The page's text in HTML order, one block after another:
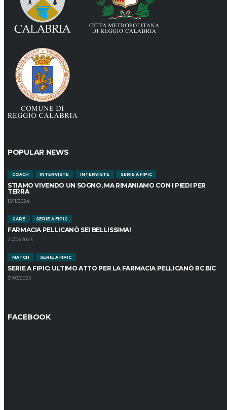
POPULAR NEWS
COACH INTERVISTE INTERVISTE SERIE A FIPIC
STIAMO VIVENDO UN SOGNO, MA RIMANIAMO CON I PIEDI PER
TERRA
13/11/2024
GARE SERIE A FIPIC
FARMACIA PELLICANÒ SEI BELLISSIMA!
20/03/2023
MATCH SERIE A FIPIC
SERIE A FIPIC: ULTIMO ATTO PER LA FARMACIA PELLICANÒ RC BIC
31/03/2023
FACEBOOK